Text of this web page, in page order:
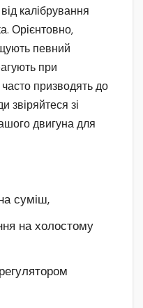
калібрування
Орієнтовно,
певний
при
призводять до
звіряйтеся зі
двигуна для
суміш,
на холостому